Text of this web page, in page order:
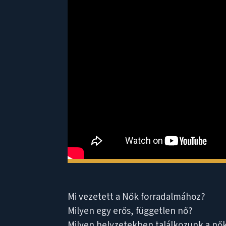
Mi vezetett a Nők forradalmához?
Milyen egy erős, független nő?